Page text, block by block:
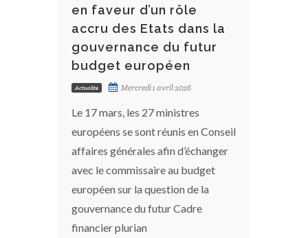
en faveur d’un rôle
accru des Etats dans la
gouvernance du futur
budget européen
Actualité Mercredi 1 avril 2026
Le 17 mars, les 27 ministres
européens se sont réunis en Conseil
affaires générales afin d’échanger
avec le commissaire au budget
européen sur la question de la
gouvernance du futur Cadre
financier plurian